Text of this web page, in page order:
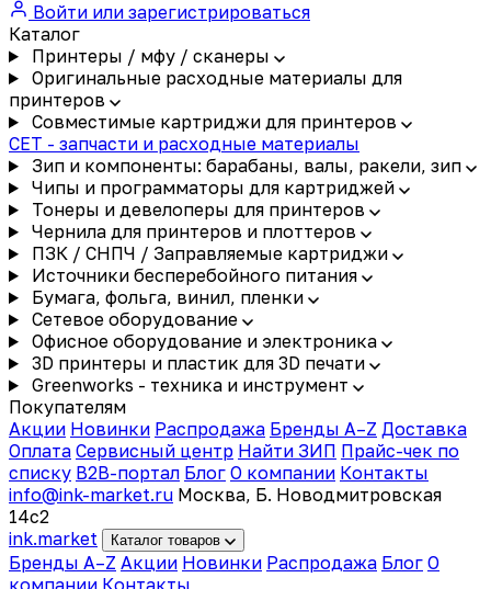
Войти или зарегистрироваться
Каталог
Принтеры / мфу / сканеры
Оригинальные расходные материалы для
принтеров
Совместимые картриджи для принтеров
CET - запчасти и расходные материалы
Зип и компоненты: барабаны, валы, ракели, зип
Чипы и программаторы для картриджей
Тонеры и девелоперы для принтеров
Чернила для принтеров и плоттеров
ПЗК / СНПЧ / Заправляемые картриджи
Источники бесперебойного питания
Бумага, фольга, винил, пленки
Сетевое оборудование
Офисное оборудование и электроника
3D принтеры и пластик для 3D печати
Greenworks - техника и инструмент
Покупателям
Акции Новинки Распродажа Бренды A–Z Доставка
Оплата Сервисный центр Найти ЗИП Прайс-чек по
списку B2B-портал Блог О компании Контакты
info@ink-market.ru Москва, Б. Новодмитровская
14с2
ink.market Каталог товаров
Бренды A–Z Акции Новинки Распродажа Блог О
компании Контакты